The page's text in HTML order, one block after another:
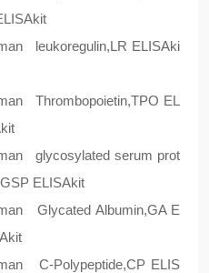
leukoregulin,LR ELISAki
Thrombopoietin,TPO EL
glycosylated serum prot
ELISAkit
Glycated Albumin,GA E
C-Polypeptide,CP ELIS